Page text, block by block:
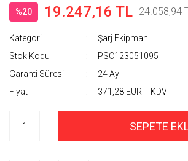
%20 19.247,16 TL 24.058,94
Kategori
Şarj Ekipmanı
Stok Kodu
PSC123051095
Garanti Süresi
24 Ay
Fiyat
371,28 EUR + KDV
SEPETE